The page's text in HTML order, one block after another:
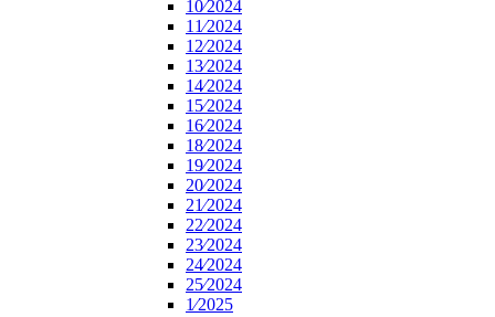
10⁄2024
11⁄2024
12⁄2024
13⁄2024
14⁄2024
15⁄2024
16⁄2024
18⁄2024
19⁄2024
20⁄2024
21⁄2024
22⁄2024
23⁄2024
24⁄2024
25⁄2024
1⁄2025